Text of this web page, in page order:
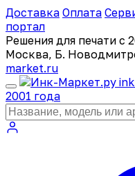
Доставка Оплата
портал
Решения для печати с
Москва, Б.
market.ru
ink
2001 года